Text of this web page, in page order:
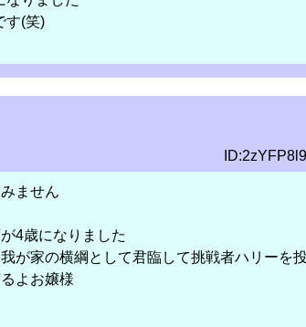
す(笑)
ません
4歳になりました
が家の横綱として君臨して挑戦者ハリーを
よお嬢様